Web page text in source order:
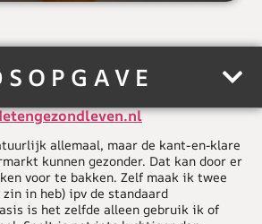
allemaal, maar de kant-en-klare
kunnen gezonder. Dat kan door er
voor te bakken. Zelf maak ik twee
in heb) ipv de standaard
is het zelfde alleen gebruik ik of